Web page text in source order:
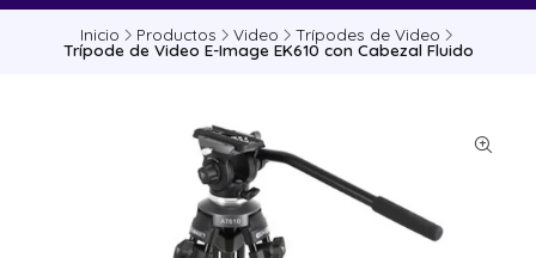
Inicio Productos Video Trípodes de Video
Trípode de Video E-Image EK610 con Cabezal Fluido